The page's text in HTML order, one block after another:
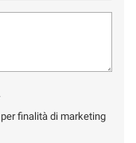
finalità di marketing